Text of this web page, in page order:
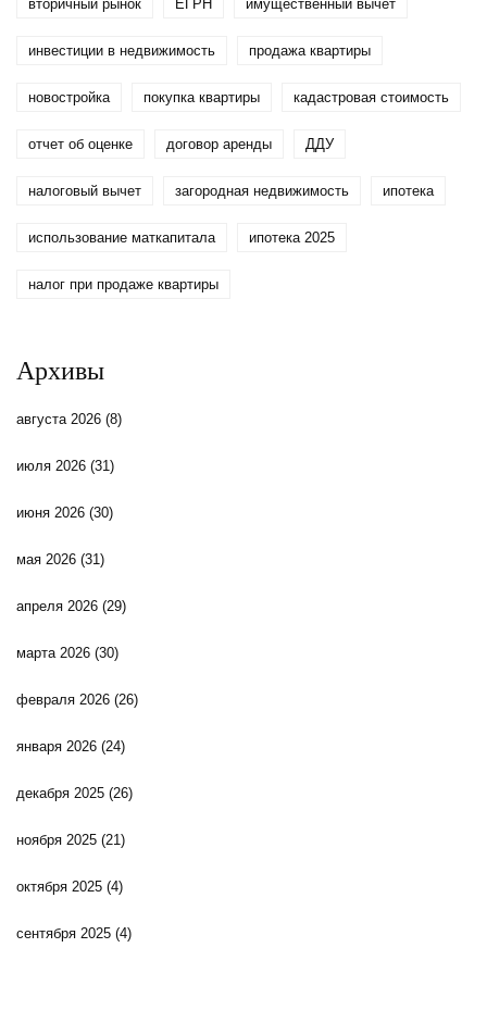
вторичный рынок ЕГРН имущественный вычет
инвестиции в недвижимость продажа квартиры
новостройка покупка квартиры кадастровая стоимость
отчет об оценке договор аренды ДДУ
налоговый вычет загородная недвижимость ипотека
использование маткапитала ипотека 2025
налог при продаже квартиры
Архивы
августа 2026 (8)
июля 2026 (31)
июня 2026 (30)
мая 2026 (31)
апреля 2026 (29)
марта 2026 (30)
февраля 2026 (26)
января 2026 (24)
декабря 2025 (26)
ноября 2025 (21)
октября 2025 (4)
сентября 2025 (4)